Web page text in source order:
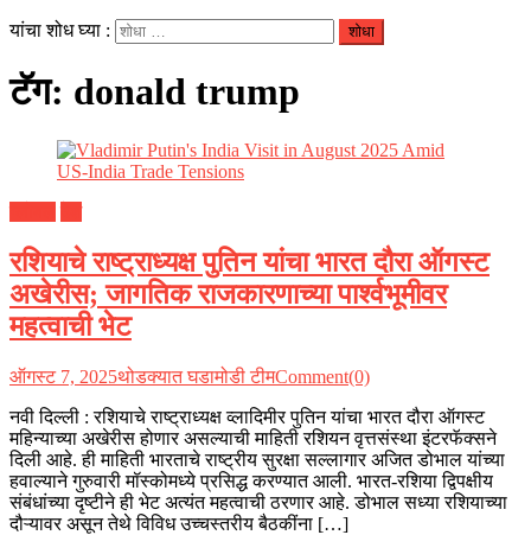
यांचा शोध घ्या :
टॅग: donald trump
रशियाचे राष्ट्राध्यक्ष पुतिन यांचा भारत दौरा ऑगस्ट
अखेरीस; जागतिक राजकारणाच्या पार्श्वभूमीवर
महत्वाची भेट
ऑगस्ट 7, 2025थोडक्यात घडामोडी टीमComment(0)
नवी दिल्ली : रशियाचे राष्ट्राध्यक्ष व्लादिमीर पुतिन यांचा भारत दौरा ऑगस्ट
महिन्याच्या अखेरीस होणार असल्याची माहिती रशियन वृत्तसंस्था इंटरफॅक्सने
दिली आहे. ही माहिती भारताचे राष्ट्रीय सुरक्षा सल्लागार अजित डोभाल यांच्या
हवाल्याने गुरुवारी मॉस्कोमध्ये प्रसिद्ध करण्यात आली. भारत-रशिया द्विपक्षीय
संबंधांच्या दृष्टीने ही भेट अत्यंत महत्वाची ठरणार आहे. डोभाल सध्या रशियाच्या
दौऱ्यावर असून तेथे विविध उच्चस्तरीय बैठकींना […]